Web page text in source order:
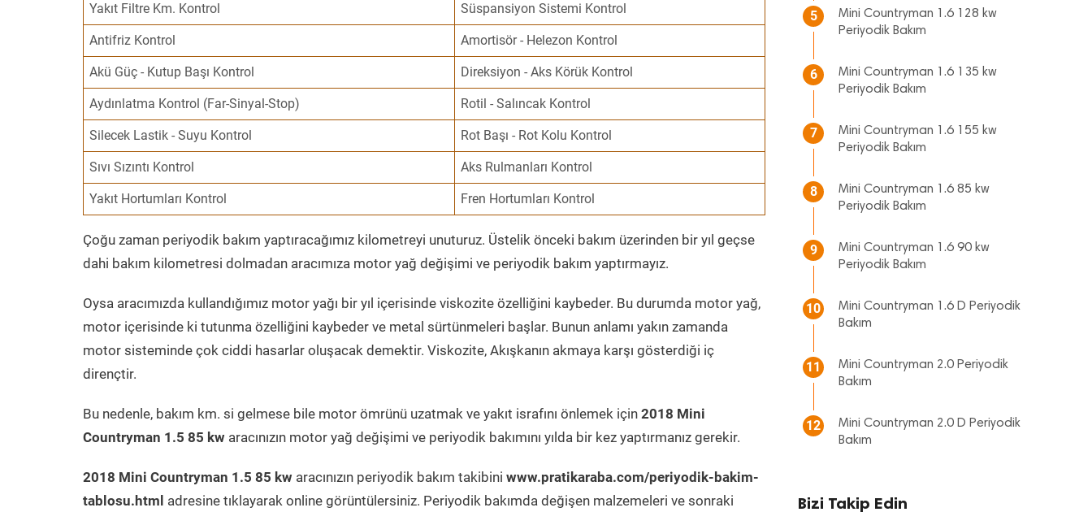
Yakıt Filtre Km. Kontrol Süspansiyon Sistemi Kontrol
Antifriz Kontrol Amortisör - Helezon Kontrol
Akü Güç - Kutup Başı Kontrol Direksiyon - Aks Körük Kontrol
Aydınlatma Kontrol (Far-Sinyal-Stop) Rotil - Salıncak Kontrol
Silecek Lastik - Suyu Kontrol Rot Başı - Rot Kolu Kontrol
Sıvı Sızıntı Kontrol Aks Rulmanları Kontrol
Yakıt Hortumları Kontrol Fren Hortumları Kontrol
Çoğu zaman periyodik bakım yaptıracağımız kilometreyi unuturuz. Üstelik önceki bakım üzerinden bir yıl geçse
dahi bakım kilometresi dolmadan aracımıza motor yağ değişimi ve periyodik bakım yaptırmayız.
Oysa aracımızda kullandığımız motor yağı bir yıl içerisinde viskozite özelliğini kaybeder. Bu durumda motor yağ,
motor içerisinde ki tutunma özelliğini kaybeder ve metal sürtünmeleri başlar. Bunun anlamı yakın zamanda
motor sisteminde çok ciddi hasarlar oluşacak demektir. Viskozite, Akışkanın akmaya karşı gösterdiği iç
dirençtir.
Bu nedenle, bakım km. si gelmese bile motor ömrünü uzatmak ve yakıt israfını önlemek için 2018 Mini
Countryman 1.5 85 kw aracınızın motor yağ değişimi ve periyodik bakımını yılda bir kez yaptırmanız gerekir.
2018 Mini Countryman 1.5 85 kw aracınızın periyodik bakım takibini www.pratikaraba.com/periyodik-bakim-
tablosu.html adresine tıklayarak online görüntülersiniz. Periyodik bakımda değişen malzemeleri ve sonraki
5
Mini Countryman 1.6 128 kw
Periyodik Bakım
6
Mini Countryman 1.6 135 kw
Periyodik Bakım
7
Mini Countryman 1.6 155 kw
Periyodik Bakım
8
Mini Countryman 1.6 85 kw
Periyodik Bakım
9
Mini Countryman 1.6 90 kw
Periyodik Bakım
10
Mini Countryman 1.6 D Periyodik
Bakım
11
Mini Countryman 2.0 Periyodik
Bakım
12
Mini Countryman 2.0 D Periyodik
Bakım
Bizi Takip Edin